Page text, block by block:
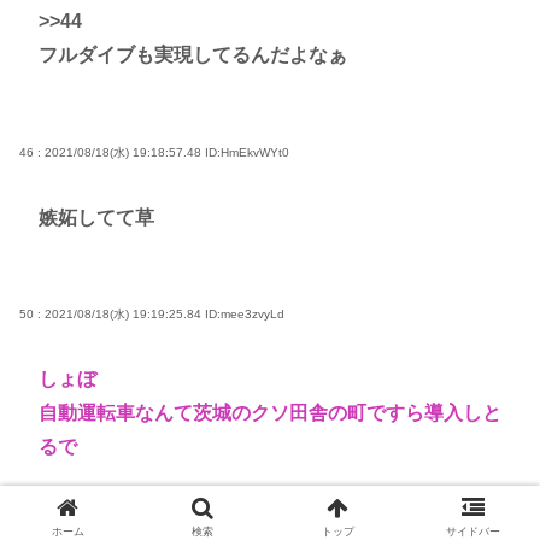
>>44
フルダイブも実現してるんだよなぁ
46 : 2021/08/18(水) 19:18:57.48 ID:HmEkvWYt0
嫉妬してて草
50 : 2021/08/18(水) 19:19:25.84 ID:mee3zvyLd
しょぼ
自動運転車なんて茨城のクソ田舎の町ですら導入しと
るで
ホーム 検索 トップ サイドバー